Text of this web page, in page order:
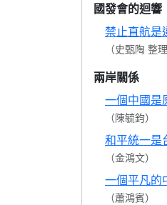
國發會的迴響
禁止直航是
（史甄陶 整理
兩岸關係
一個中國是
（陳毓鈞）
和平統一是
（金鴻文）
一個平凡的
（蕭鴻賓）